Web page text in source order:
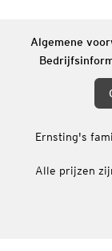
Algemene
Ernsting's
Alle prijzen